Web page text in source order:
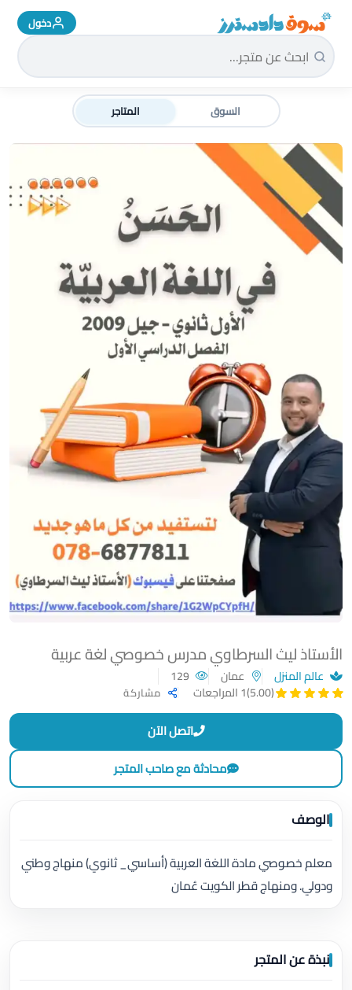
سوق دادسترز الرئيسية دخول
السوق المتاجر
الأستاذ ليث السرطاوي مدرس خصوصي لغة عربية
عالم المنزل عمان
(5.00)
1 المراجعات مشاركة
اتصل الآن
محادثة مع صاحب المتجر
الوصف
معلم خصوصي مادة اللغة العربية (أساسي_ ثانوي) منهاج وطني
ودولي. ومنهاج قطر الكويت عُمان
نبذة عن المتجر